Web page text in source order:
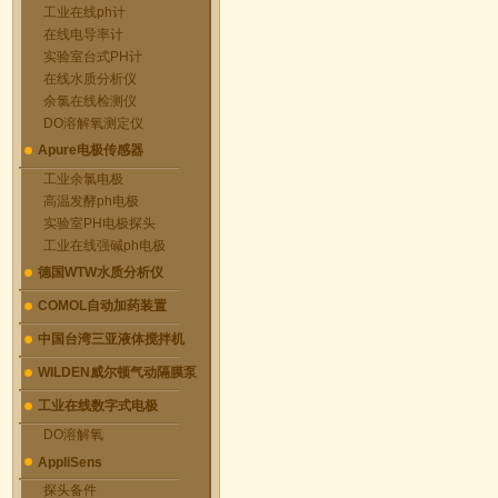
工业在线ph计
在线电导率计
实验室台式PH计
在线水质分析仪
余氯在线检测仪
DO溶解氧测定仪
Apure电极传感器
工业余氯电极
高温发酵ph电极
实验室PH电极探头
工业在线强碱ph电极
德国WTW水质分析仪
COMOL自动加药装置
中国台湾三亚液体搅拌机
WILDEN威尔顿气动隔膜泵
工业在线数字式电极
DO溶解氧
AppliSens
探头备件